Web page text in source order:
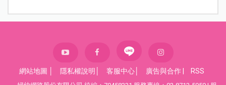
網站地圖 隱私權說明 客服中心 廣告與合作 RSS